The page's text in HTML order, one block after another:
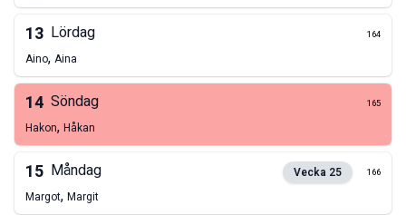
13 Lördag 164
Aino, Aina
14 Söndag 165
Hakon, Håkan
15 Måndag Vecka 25 166
Margot, Margit